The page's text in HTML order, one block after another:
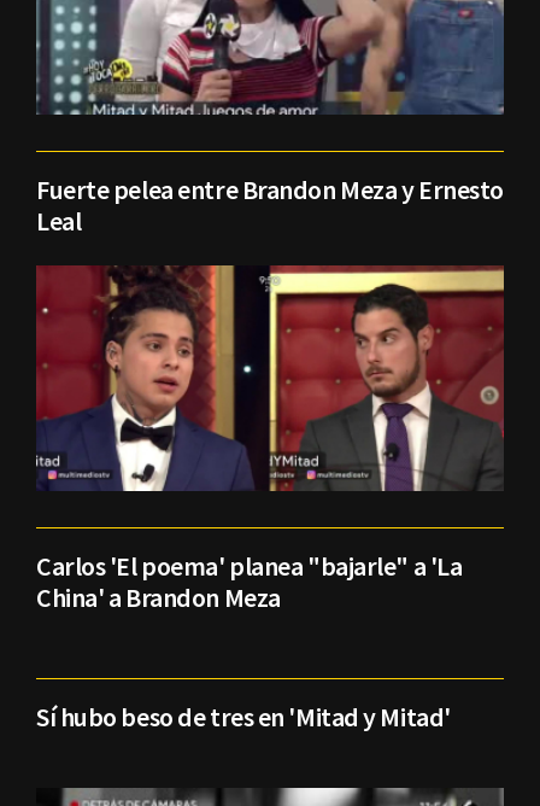
Fuerte pelea entre Brandon Meza y Ernesto
Leal
Carlos 'El poema' planea "bajarle" a 'La
China' a Brandon Meza
Sí hubo beso de tres en 'Mitad y Mitad'